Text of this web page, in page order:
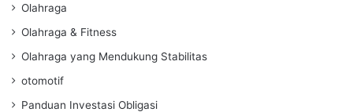
Olahraga
Olahraga & Fitness
Olahraga yang Mendukung Stabilitas
otomotif
Panduan Investasi Obligasi